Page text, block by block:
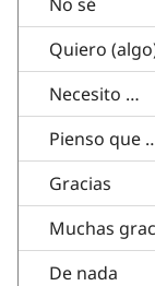
Quiero
Necesito …
Pienso que
Gracias
Muchas
De nada